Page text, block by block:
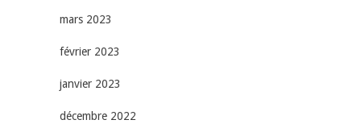
mars 2023
février 2023
janvier 2023
décembre 2022